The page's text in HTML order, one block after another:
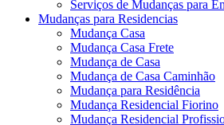
Serviços de Mudanças para
Mudanças para Residencias
Mudança Casa
Mudança Casa Frete
Mudança de Casa
Mudança de Casa Caminhão
Mudança para Residência
Mudança Residencial Fiorino
Mudança Residencial